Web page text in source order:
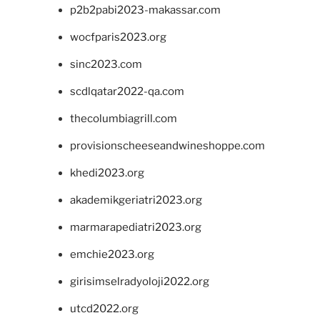
p2b2pabi2023-makassar.com
wocfparis2023.org
sinc2023.com
scdlqatar2022-qa.com
thecolumbiagrill.com
provisionscheeseandwineshoppe.com
khedi2023.org
akademikgeriatri2023.org
marmarapediatri2023.org
emchie2023.org
girisimselradyoloji2022.org
utcd2022.org